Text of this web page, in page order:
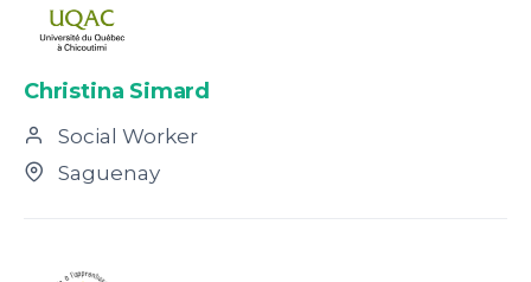
Christina Simard
Social Worker
Saguenay